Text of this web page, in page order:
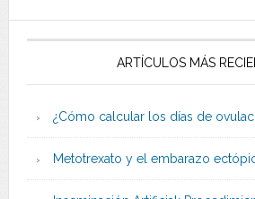
ARTÍCULOS MÁS
¿Cómo calcular los días de
Metotrexato y el embarazo